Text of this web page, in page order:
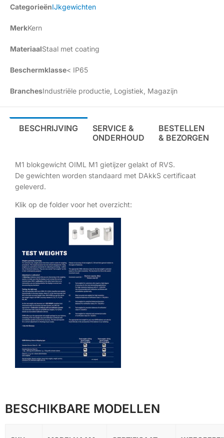
CategorieënIJkgewichten
MerkKern
MateriaalStaal met coating
Beschermklasse< IP65
BranchesIndustriële productie, Logistiek, Magazijn
BESCHRIJVING
SERVICE &
ONDERHOUD
BESTELLEN
& BEZORGEN
M1 blokgewicht OIML M1 gietijzer gelakt of RVS.
De gewichten worden standaard met DAkkS certificaat
geleverd.
Klik op de folder voor het overzicht:
BESCHIKBARE MODELLEN